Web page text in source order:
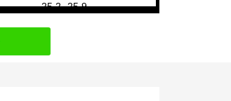
25,2- 25,9